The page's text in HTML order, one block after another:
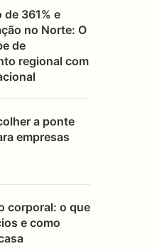
de 361% e
no Norte: O
de
regional com
a ponte
empresas
corporal: o que
e como